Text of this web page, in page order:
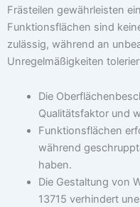
Frästeilen gewährleisten
Funktionsflächen sind
zulässig, während an
Unregelmäßigkeiten
Die
Qualitätsfaktor und
Funktionsflächen
während
haben.
Die Gestaltung von
13715 verhindert